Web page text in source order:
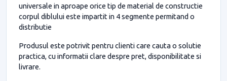
universale in aproape orice tip de material de constructie
corpul diblului este impartit in 4 segmente permitand o
distributie
Produsul este potrivit pentru clienti care cauta o solutie
practica, cu informatii clare despre pret, disponibilitate si
livrare.